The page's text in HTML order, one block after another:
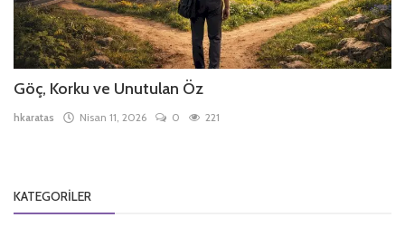
Göç, Korku ve Unutulan Öz
hkaratas Nisan 11, 2026 0 221
KATEGORILER